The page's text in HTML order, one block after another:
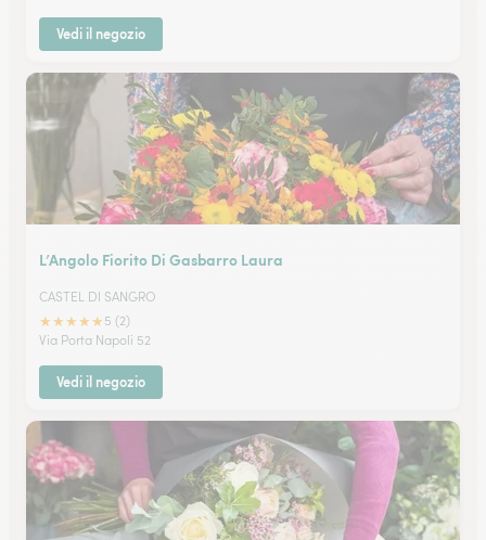
Vedi il negozio
L’Angolo Fiorito Di Gasbarro Laura
CASTEL DI SANGRO
★★★★★ 5 (2)
Via Porta Napoli 52
Vedi il negozio